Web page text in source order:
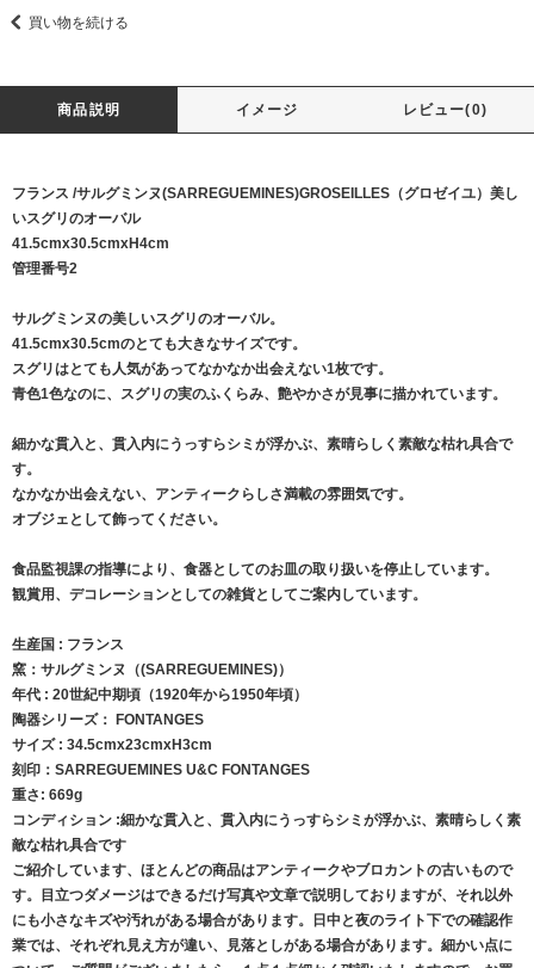
買い物を続ける
商品説明 イメージ レビュー(0)
フランス /サルグミンヌ(SARREGUEMINES)GROSEILLES（グロゼイユ）美し
いスグリのオーバル
41.5cmx30.5cmxH4cm
管理番号2
サルグミンヌの美しいスグリのオーバル。
41.5cmx30.5cmのとても大きなサイズです。
スグリはとても人気があってなかなか出会えない1枚です。
青色1色なのに、スグリの実のふくらみ、艶やかさが見事に描かれています。
細かな貫入と、貫入内にうっすらシミが浮かぶ、素晴らしく素敵な枯れ具合で
す。
なかなか出会えない、アンティークらしさ満載の雰囲気です。
オブジェとして飾ってください。
食品監視課の指導により、食器としてのお皿の取り扱いを停止しています。
観賞用、デコレーションとしての雑貨としてご案内しています。
生産国 : フランス
窯：サルグミンヌ（(SARREGUEMINES)）
年代 : 20世紀中期頃（1920年から1950年頃）
陶器シリーズ： FONTANGES
サイズ : 34.5cmx23cmxH3cm
刻印：SARREGUEMINES U&C FONTANGES
重さ: 669g
コンディション :細かな貫入と、貫入内にうっすらシミが浮かぶ、素晴らしく素
敵な枯れ具合です
ご紹介しています、ほとんどの商品はアンティークやブロカントの古いもので
す。目立つダメージはできるだけ写真や文章で説明しておりますが、それ以外
にも小さなキズや汚れがある場合があります。日中と夜のライト下での確認作
業では、それぞれ見え方が違い、見落としがある場合があります。細かい点に